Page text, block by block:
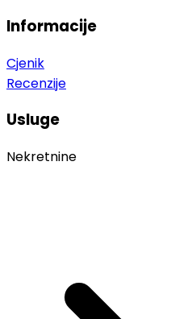
Informacije
Cjenik
Recenzije
Usluge
Nekretnine